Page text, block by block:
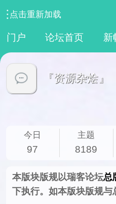
点击重新加载
门户 论坛首页 新
『资源杂烩』
今日
97
主题
8189
本版块版规以瑞客论坛总
下执行。如本版块版规